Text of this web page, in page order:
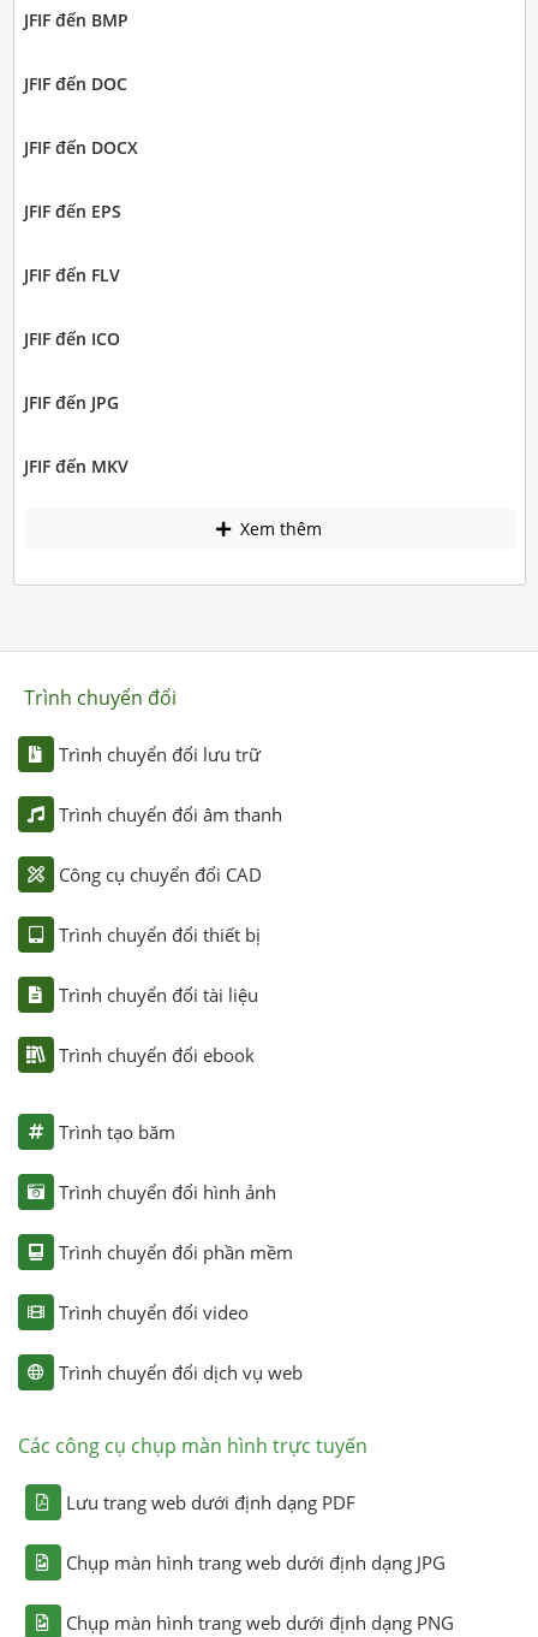
JFIF đến BMP
JFIF đến DOC
JFIF đến DOCX
JFIF đến EPS
JFIF đến FLV
JFIF đến ICO
JFIF đến JPG
JFIF đến MKV
Xem thêm
Trình chuyển đổi
Trình chuyển đổi lưu trữ
Trình chuyển đổi âm thanh
Công cụ chuyển đổi CAD
Trình chuyển đổi thiết bị
Trình chuyển đổi tài liệu
Trình chuyển đổi ebook
Trình tạo băm
Trình chuyển đổi hình ảnh
Trình chuyển đổi phần mềm
Trình chuyển đổi video
Trình chuyển đổi dịch vụ web
Các công cụ chụp màn hình trực tuyến
Lưu trang web dưới định dạng PDF
Chụp màn hình trang web dưới định dạng JPG
Chụp màn hình trang web dưới định dạng PNG